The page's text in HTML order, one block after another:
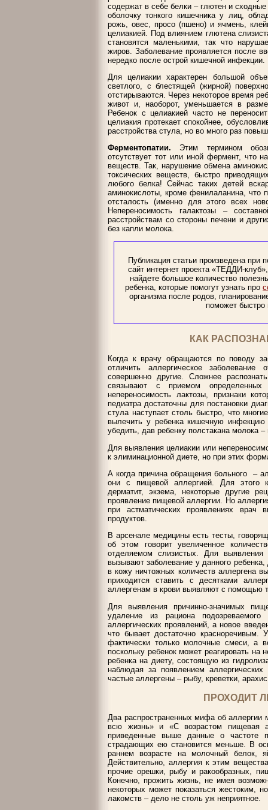
содержат в себе белки – глютен и
оболочку тонкого кишечника у лиц,
рожь, овес, просо (пшено) и ячмень,
целиакией. Под влиянием глютена
становятся маленькими, так что
жиров. Заболевание проявляется после
нередко после острой кишечной инфекции.
Для целиакии характерен большой
светлого, с блестящей (жирной)
отстирываются. Через некоторое время
живот и, наоборот, уменьшается в
Ребенок с целиакией часто не
целиакия протекает спокойнее,
расстройства стула, но во много раз
Ферментопатии. Этим термином
отсутствует тот или иной фермент, что
веществ. Так, нарушение обмена
токсических веществ, быстро
любого белка! Сейчас таких детей
аминокислоты, кроме фенилаланина, что
отсталость (именно для этого всех
Непереносимость галактозы –
расстройствам со стороны печени и
без капли молока.
Публикация статьи произведена
сайт интернет проекта «ТЕДДИ-
найдете большое количество
ребенка, которые помогут узнать про
организма после родов,
поможет быстро
КАК
Когда к врачу обращаются по поводу
отличить аллергическое
совершенно другие. Сложнее
связывают с приемом
непереносимость лактозы, признаки
педиатра достаточны для постановки
стула наступает столь быстро, что
вылечить у ребенка кишечную инфекцию
убедить, дав ребенку полстакана молока
Для выявления целиакии или
к элиминационной диете, но при этих
А когда причина обращения больного –
они с пищевой аллергией. Для этого
дерматит, экзема, некоторые другие
проявление пищевой аллергии. Но
при астматических проявлениях
продуктов.
В арсенале медицины есть тесты,
об этом говорит увеличенное
отделяемом слизистых. Для выявления
вызывают заболевание у данного
в кожу ничтожных количеств аллергена
приходится ставить с десятками
аллергенам в крови выявляют с помощью
Для выявления причинно-значимых
удаление из рациона
аллергических проявлений, а новое
что бывает достаточно красноречивым.
фактически только молочные смеси, а
поскольку ребенок может реагировать на
ребенка на диету, состоящую из
наблюдая за появлением
частые аллергены – рыбу, креветки,
ПРОХОДИТ
Два распространенных мифа об
всю жизнь» и «С возрастом пищевая
приведенные выше данные о частоте
страдающих ею становится меньше. В
раннем возрасте на молочный белок,
Действительно, аллергия к этим
прочие орешки, рыбу и ракообразных,
Конечно, прожить жизнь, не имея
некоторых может показаться жестоким,
лакомств – дело не столь уж неприятное.